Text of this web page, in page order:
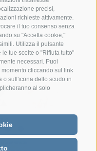
precisi,
richieste attivamente.
il tuo consenso senza
su "Accetta cookie,"
Utilizza il pulsante
tue scelte o "Rifiuta tutto"
necessari. Puoi
cliccando sul link
o sull'icona dello scudo in
al solo
DE | EN | FR